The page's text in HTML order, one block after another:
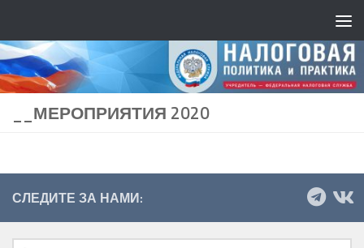
__МЕРОПРИЯТИЯ 2020
СЛЕДИТЕ ЗА НАМИ: